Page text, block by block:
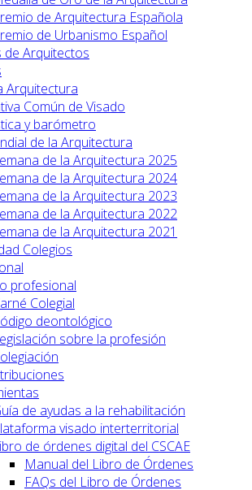
de Arquitectura Española
de Urbanismo Español
de Arquitectos
Arquitectura
Común de Visado
y barómetro
de la Arquitectura
de la Arquitectura 2025
de la Arquitectura 2024
de la Arquitectura 2023
de la Arquitectura 2022
de la Arquitectura 2021
Colegios
profesional
Colegial
deontológico
sobre la profesión
de ayudas a la rehabilitación
visado interterritorial
de órdenes digital del CSCAE
Manual del Libro de Órdenes
FAQs del Libro de Órdenes